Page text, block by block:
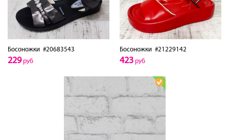
Босоножки #20683543
229руб
Босоножки #21229142
423 руб